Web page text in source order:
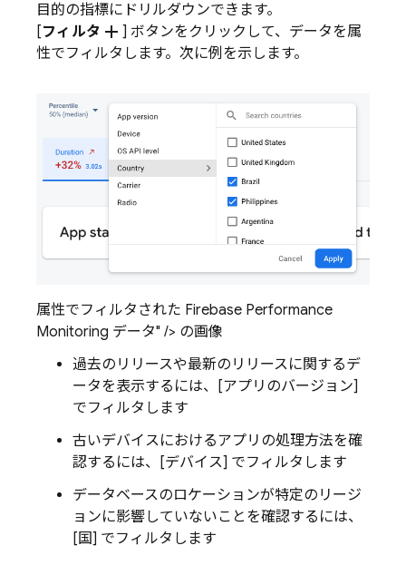
目的の指標にドリルダウンできます。
[フィルタ add ] ボタンをクリックして、データを属
性でフィルタします。次に例を示します。
属性でフィルタされた Firebase Performance
Monitoring データ" /> の画像
過去のリリースや最新のリリースに関するデ
ータを表示するには、[アプリのバージョン]
でフィルタします
古いデバイスにおけるアプリの処理方法を確
認するには、[デバイス] でフィルタします
データベースのロケーションが特定のリージ
ョンに影響していないことを確認するには、
[国] でフィルタします